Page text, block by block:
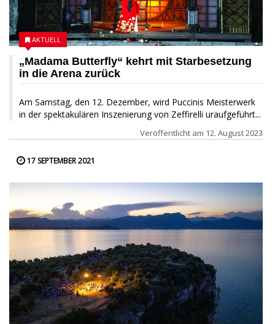
„Madama Butterfly“ kehrt mit Starbesetzung
in die Arena zurück
Am Samstag, den 12. Dezember, wird Puccinis Meisterwerk
in der spektakulären Inszenierung von Zeffirelli uraufgeführt...
AKTUELL
Veröffentlicht am 12. August 2023
17 SEPTEMBER 2021